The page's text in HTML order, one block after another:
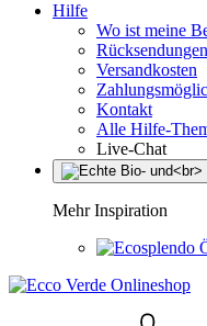
Hilfe
Wo ist meine
Rücksendungen
Versandkosten
Kontakt
Alle Hilfe-
Live-Chat
Mehr Inspiration